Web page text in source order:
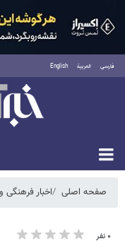
فارسی العربية English
شنبه ۱۷ مرداد ۱۴۰۵
صفحه اصلی اخبار فرهنگی
۰ نفر